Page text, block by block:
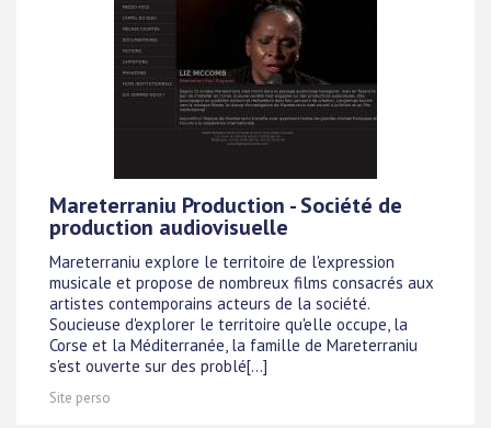
Mareterraniu Production - Société de
production audiovisuelle
Mareterraniu explore le territoire de l'expression
musicale et propose de nombreux films consacrés aux
artistes contemporains acteurs de la société.
Soucieuse d'explorer le territoire qu'elle occupe, la
Corse et la Méditerranée, la famille de Mareterraniu
s'est ouverte sur des problé[...]
Site perso